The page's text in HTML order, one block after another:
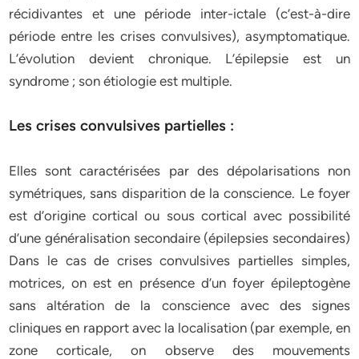
récidivantes et une période inter-ictale (c’est-à-dire
période entre les crises convulsives), asymptomatique.
L’évolution devient chronique. L’épilepsie est un
syndrome ; son étiologie est multiple.
Les crises convulsives partielles :
Elles sont caractérisées par des dépolarisations non
symétriques, sans disparition de la conscience. Le foyer
est d’origine cortical ou sous cortical avec possibilité
d’une généralisation secondaire (épilepsies secondaires)
Dans le cas de crises convulsives partielles simples,
motrices, on est en présence d’un foyer épileptogène
sans altération de la conscience avec des signes
cliniques en rapport avec la localisation (par exemple, en
zone corticale, on observe des mouvements